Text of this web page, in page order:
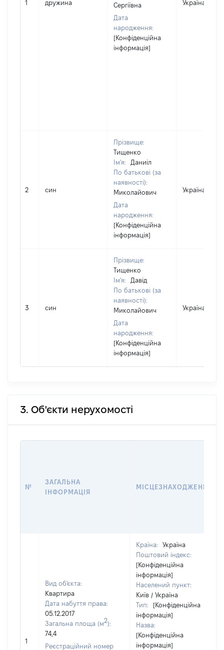
1 дружина
Сергіївна
Дата
народження:
[Конфіденційна
інформація]
Україна
2 син
Прізвище:
Тищенко
Ім'я:
Даниіл
По батькові (за
наявності):
Миколайович
Дата
народження:
[Конфіденційна
інформація]
Україна
3 син
Прізвище:
Тищенко
Ім'я:
Давід
По батькові (за
наявності):
Миколайович
Дата
народження:
[Конфіденційна
інформація]
Україна
3. Об'єкти нерухомості
№
ЗАГАЛЬНА
ІНФОРМАЦІЯ
МІСЦЕЗНАХОДЖЕННЯ
1
Вид об'єкта:
Квартира
Дата набуття права:
05.12.2017
Загальна площа (м2):
74,4
Реєстраційний номер
Країна:
Україна
Поштовий індекс:
[Конфіденційна
інформація]
Населений пункт:
Київ / Україна
Тип:
[Конфіденційна
інформація]
Назва:
[Конфіденційна
інформація]